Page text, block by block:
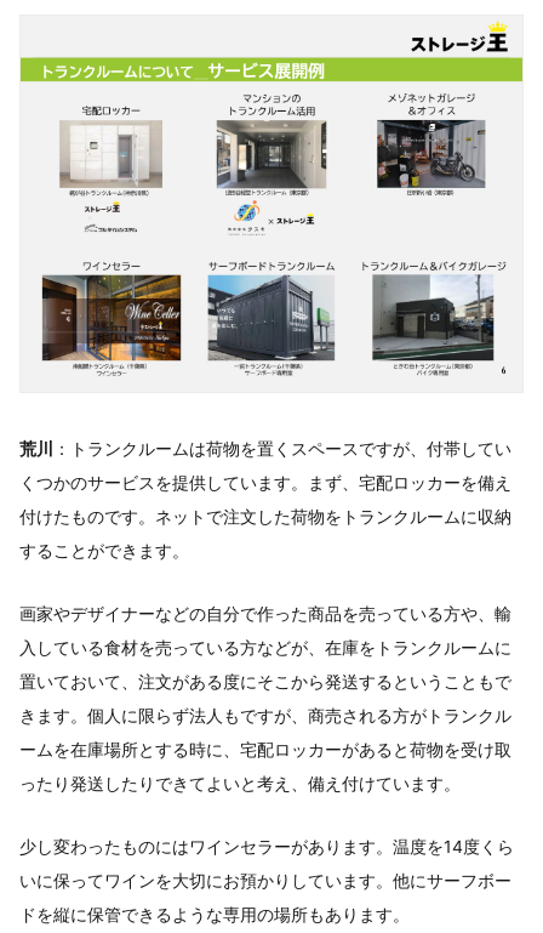
荒川
：トランクルームは荷物を置くスペースですが、付帯してい
くつかのサービスを提供しています。まず、宅配ロッカーを備え
付けたものです。ネットで注文した荷物をトランクルームに収納
することができます。
画家やデザイナーなどの自分で作った商品を売っている方や、輸
入している食材を売っている方などが、在庫をトランクルームに
置いておいて、注文がある度にそこから発送するということもで
きます。個人に限らず法人もですが、商売される方がトランクル
ームを在庫場所とする時に、宅配ロッカーがあると荷物を受け取
ったり発送したりできてよいと考え、備え付けています。
少し変わったものにはワインセラーがあります。温度を14度くら
いに保ってワインを大切にお預かりしています。他にサーフボー
ドを縦に保管できるような専用の場所もあります。